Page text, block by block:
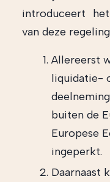
introduceert
van deze
Allereerst
liquidatie-
buiten de
Europese
ingeperkt.
Daarnaast